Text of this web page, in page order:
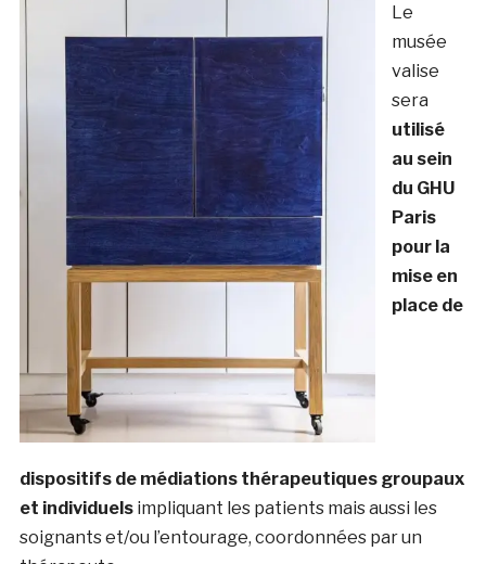
Le
musée
valise
sera
utilisé
au sein
du GHU
Paris
pour la
mise en
place de
dispositifs de médiations thérapeutiques groupaux
et individuelsimpliquant les patients mais aussi les
soignants et/ou l’entourage, coordonnées par un